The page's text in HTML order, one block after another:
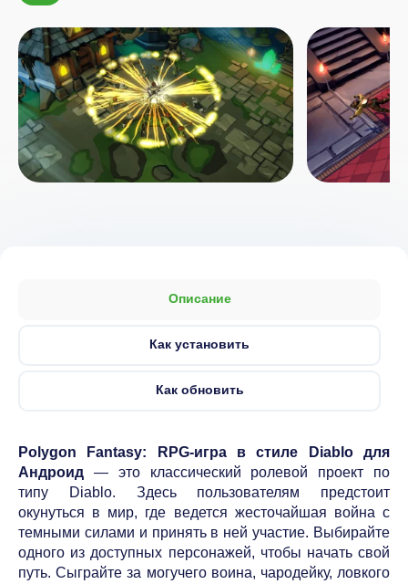
Описание
Как установить
Как обновить
Polygon Fantasy: RPG-игра в стиле Diablo для
Андроид — это классический ролевой проект по
типу Diablo. Здесь пользователям предстоит
окунуться в мир, где ведется жесточайшая война с
темными силами и принять в ней участие. Выбирайте
одного из доступных персонажей, чтобы начать свой
путь. Сыграйте за могучего воина, чародейку, ловкого